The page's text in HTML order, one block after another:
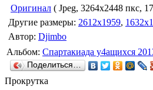
Оригинал ( Jpeg, 3264x2448 пкс,
Другие размеры: 2612x1959,
Автор: Djimbo
Альбом: Спартакиада у4ащихся
Поделиться…
Прокрутка